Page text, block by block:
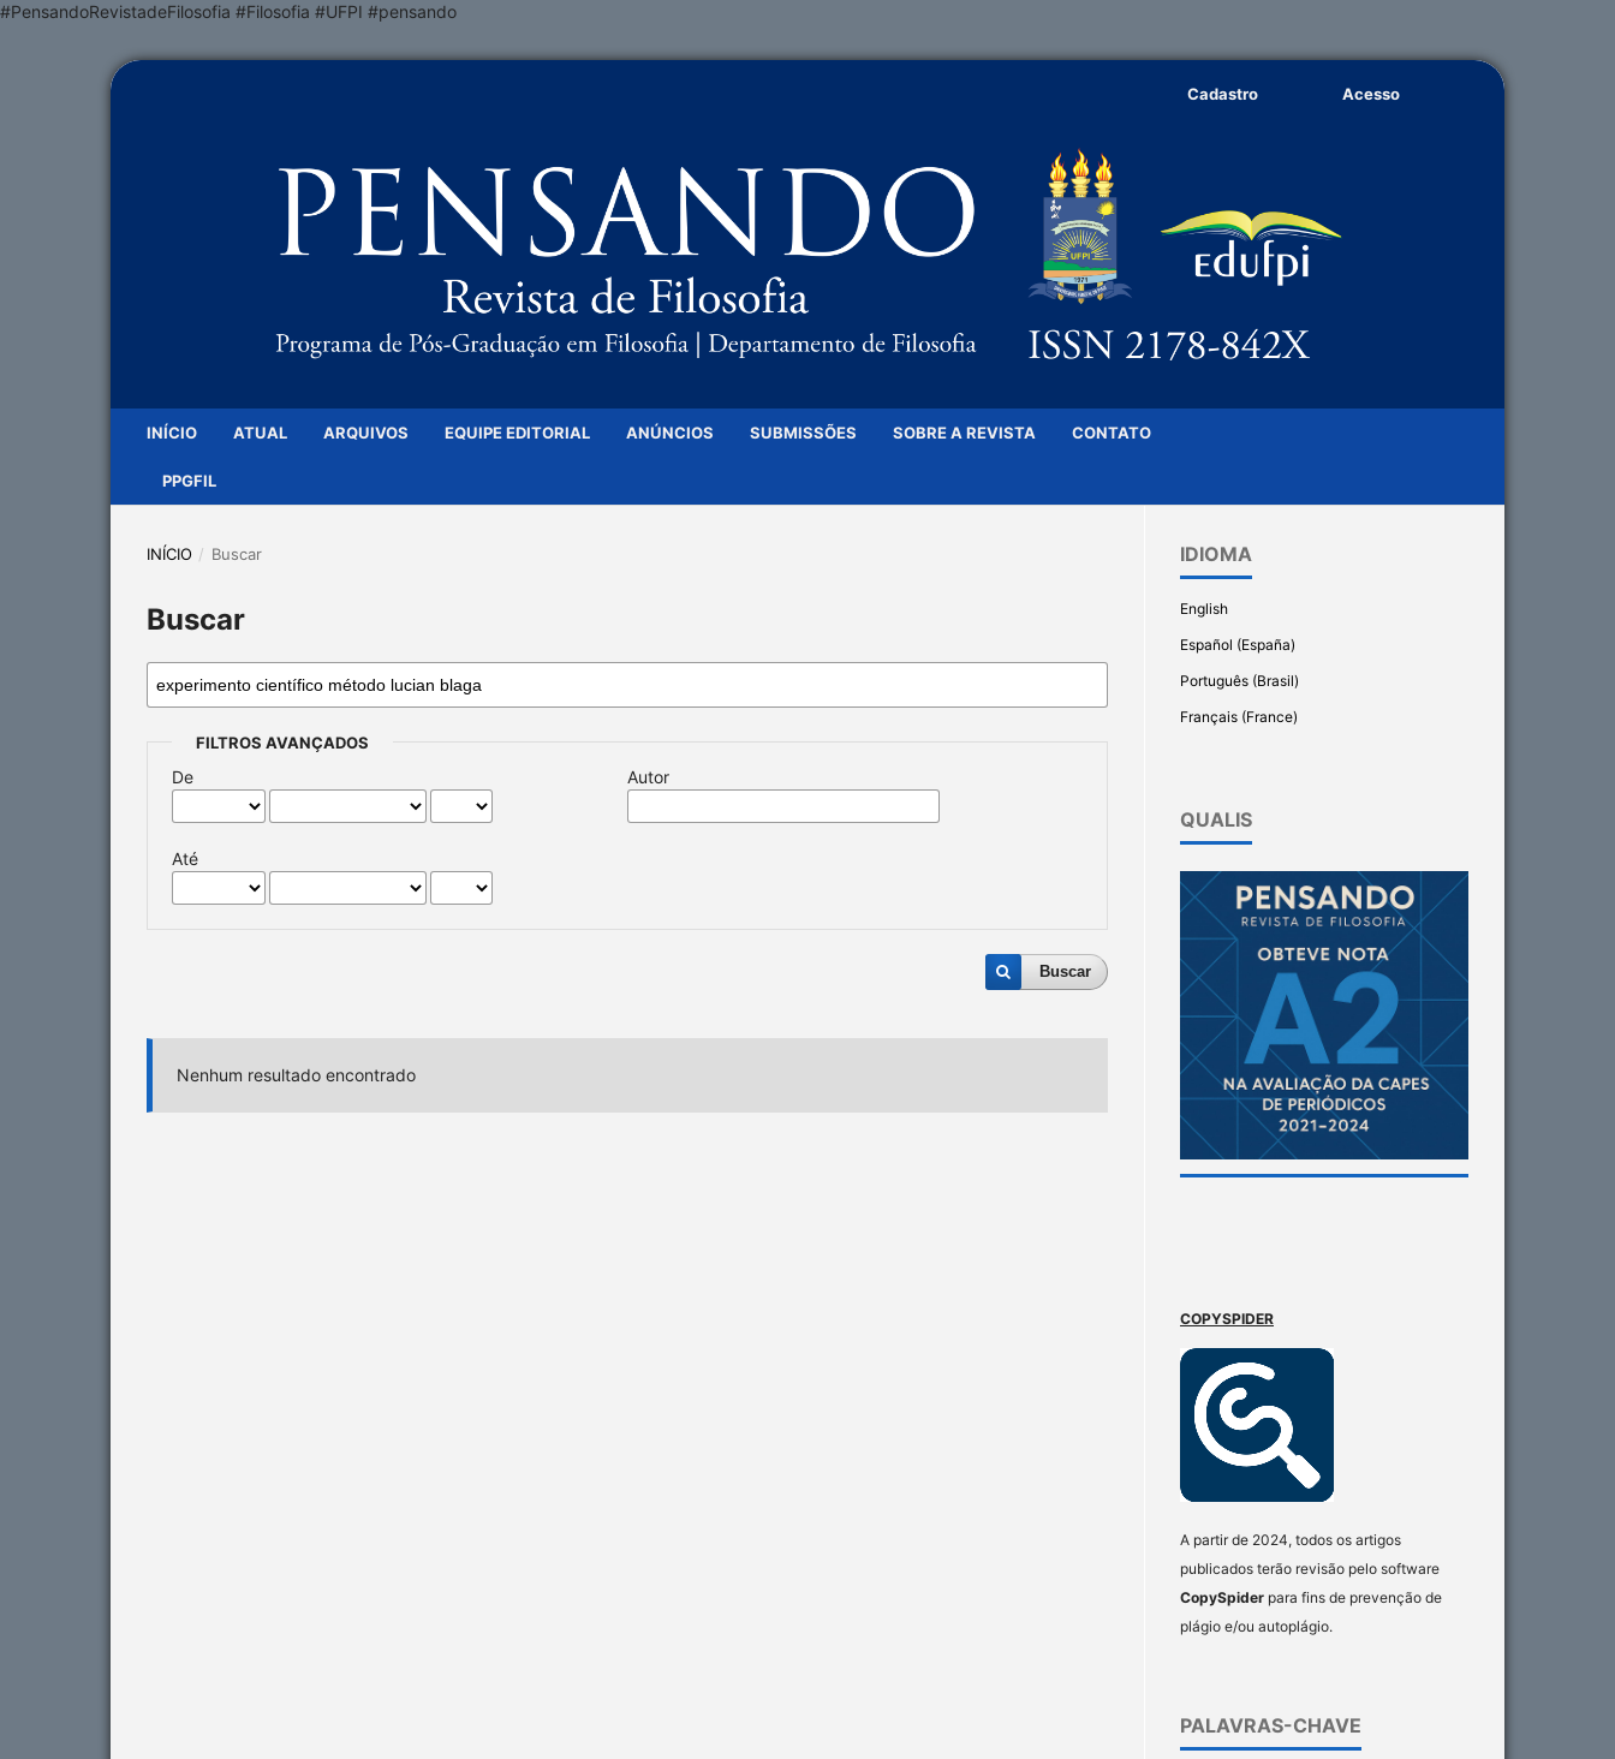
#PensandoRevistadeFilosofia #Filosofia #UFPI #pensando
INÍCIO ATUAL ARQUIVOS EQUIPE EDITORIAL ANÚNCIOS SUBMISSÕES SOBRE A REVISTA CONTATO
PPGFIL
Cadastro Acesso
INÍCIO / Buscar
Buscar
FILTROS AVANÇADOS
De
Até
Autor
Buscar
Nenhum resultado encontrado
IDIOMA
English
Español (España)
Português (Brasil)
Français (France)
QUALIS
COPYSPIDER
A partir de 2024, todos os artigos
publicados terão revisão pelo software
CopySpider para fins de prevenção de
plágio e/ou autoplágio.
PALAVRAS-CHAVE